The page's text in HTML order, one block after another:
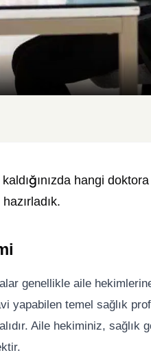
kaldığınızda hangi
genellikle aile
yapabilen temel sağlık
Aile hekiminiz,